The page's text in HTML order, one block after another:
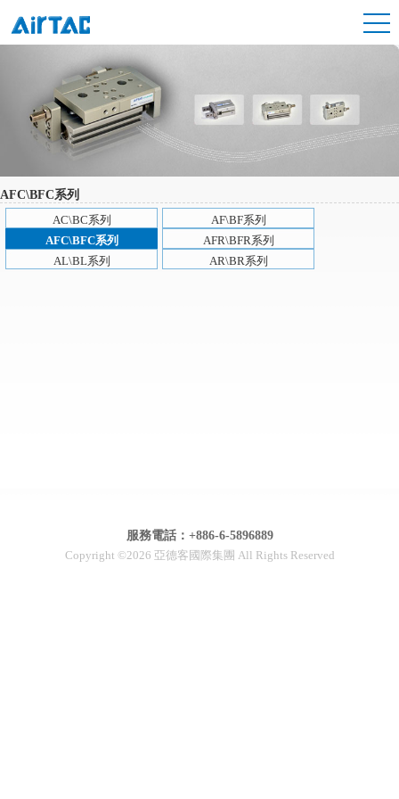
AFC\BFC系列
AC\BC系列
AF\BF系列
AFC\BFC系列
AFR\BFR系列
AL\BL系列
AR\BR系列
服務電話：+886-6-5896889
Copyright ©2026 亞德客國際集團 All Rights Reserved